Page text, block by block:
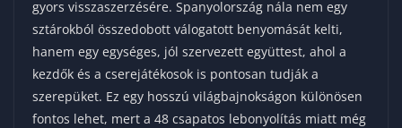
gyors visszaszerzésére. Spanyolország nála nem egy
sztárokból összedobott válogatott benyomását kelti,
hanem egy egységes, jól szervezett együttest, ahol a
kezdők és a cserejátékosok is pontosan tudják a
szerepüket. Ez egy hosszú világbajnokságon különösen
fontos lehet, mert a 48 csapatos lebonyolítás miatt még